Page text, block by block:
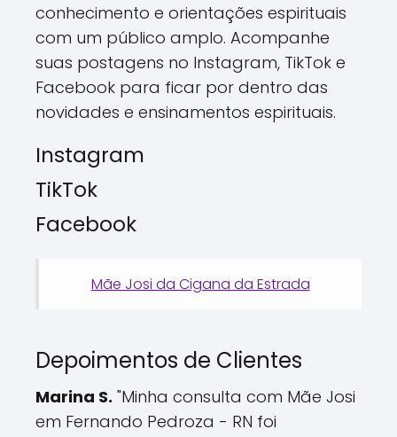
conhecimento e orientações espirituais
com um público amplo. Acompanhe
suas postagens no Instagram, TikTok e
Facebook para ficar por dentro das
novidades e ensinamentos espirituais.
Instagram
TikTok
Facebook
Mãe Josi da Cigana da Estrada
Depoimentos de Clientes
Marina S. "Minha consulta com Mãe Josi
em Fernando Pedroza - RN foi